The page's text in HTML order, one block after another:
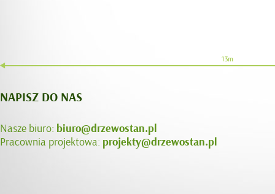
NAPISZ DO NAS
Nasze biuro: biuro@drzewostan.pl
Pracownia projektowa: projekty@drzewostan.pl